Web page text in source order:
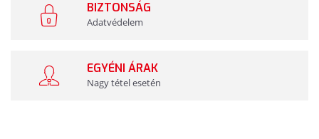
BIZTONSÁG
Adatvédelem
EGYÉNI ÁRAK
Nagy tétel esetén